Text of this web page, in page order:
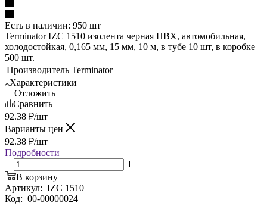
Есть в наличии: 950 шт
Terminator IZC 1510 изолента черная ПВХ, автомобильная,
холодостойкая, 0,165 мм, 15 мм, 10 м, в тубе 10 шт, в коробке
500 шт.
Производитель Terminator
Характеристики
Отложить
Сравнить
92.38 ₽/шт
Варианты цен
92.38 ₽/шт
Подробности
В корзину
Артикул: IZC 1510
Код: 00-00000024